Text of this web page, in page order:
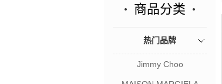
商品分类
热门品牌
Jimmy Choo